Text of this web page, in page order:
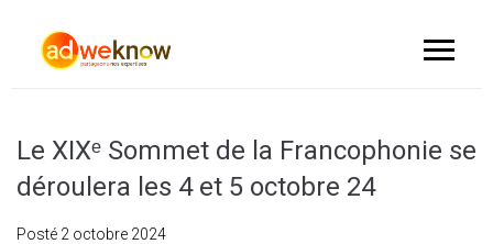
Le XIXᵉ Sommet de la Francophonie se
déroulera les 4 et 5 octobre 24
Posté 2 octobre 2024